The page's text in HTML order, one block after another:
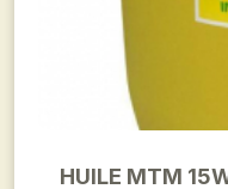
HUILE MTM